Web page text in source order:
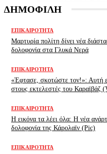
ΔΗΜΟΦΙΛΗ
ΕΠΙΚΑΙΡΌΤΗΤΑ
Μαρτυρία πολίτη δίνει νέα
δολοφονία στα Γλυκά Νερά
ΕΠΙΚΑΙΡΌΤΗΤΑ
«Έφτασε, σκοτώστε τον!»: Αυτή
στους εκτελεστές του Καραϊβάζ
ΕΠΙΚΑΙΡΌΤΗΤΑ
H εικόνα τα λέει όλα: H νέα
δολοφονία της Κάρολαϊν (Pic)
ΕΠΙΚΑΙΡΌΤΗΤΑ